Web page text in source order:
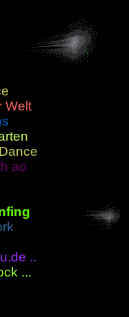
Welt
ao
..
...